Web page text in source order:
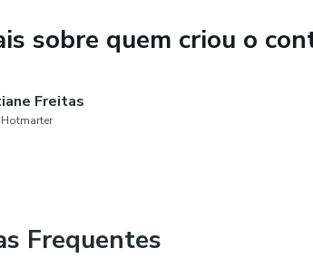
sobre quem criou o
Freitas
Frequentes